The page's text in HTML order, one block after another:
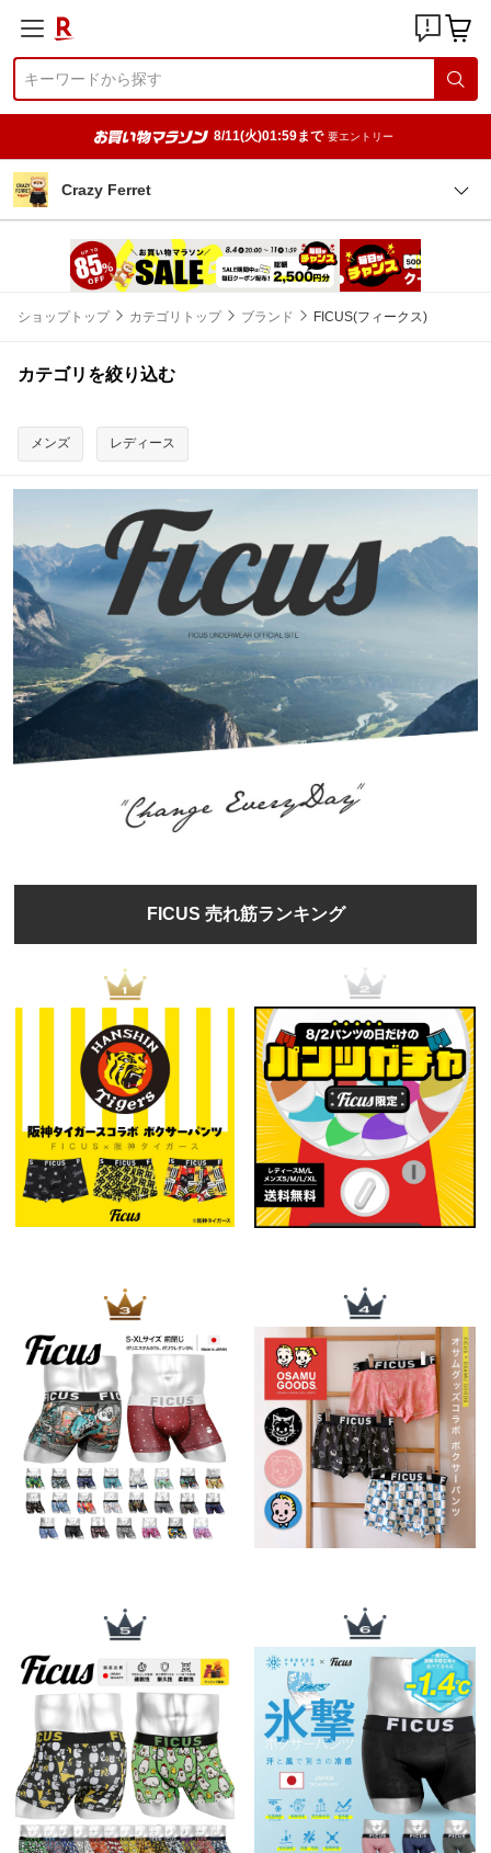
8/11(火)01:59まで 要エントリー
Crazy Ferret
ショップトップ カテゴリトップ ブランド FICUS(フィークス)
カテゴリを絞り込む
メンズ レディース
FICUS 売れ筋ランキング